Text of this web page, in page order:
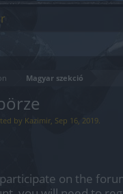
Magyar szekció
by Kazimir, Sep 16, 2019.
on the